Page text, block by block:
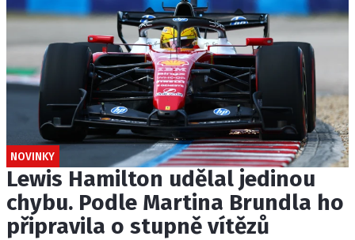
NOVINKY
Lewis Hamilton udělal jedinou
chybu. Podle Martina Brundla ho
připravila o stupně vítězů